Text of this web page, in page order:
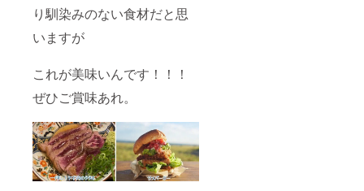
り馴染みのない食材だと思
いますが
これが美味いんです！！！
ぜひご賞味あれ。